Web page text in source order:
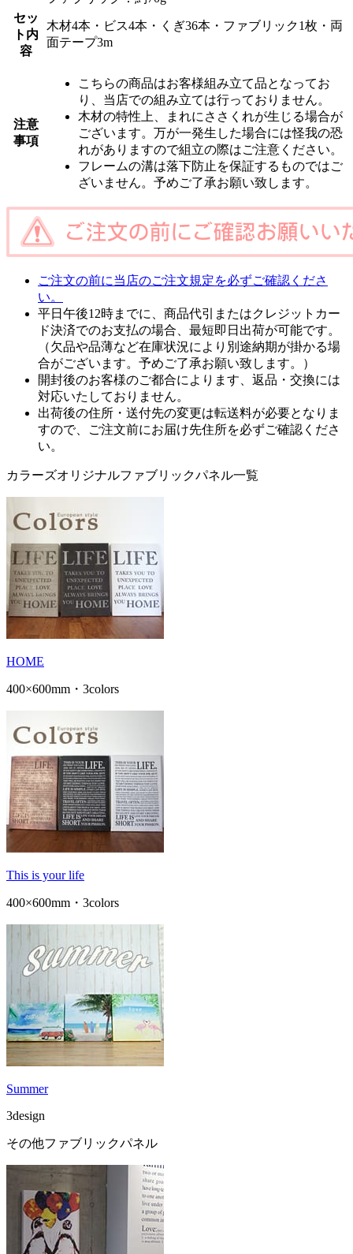
セッ
ト内
容
木材4本・ビス4本・くぎ36本・ファブリック1枚・両
面テープ3m
注意
事項
こちらの商品はお客様組み立て品となってお
り、当店での組み立ては行っておりません。
木材の特性上、まれにささくれが生じる場合が
ございます。万が一発生した場合には怪我の恐
れがありますので組立の際はご注意ください。
フレームの溝は落下防止を保証するものではご
ざいません。予めご了承お願い致します。
ご注文の前に当店のご注文規定を必ずご確認くださ
い。
平日午後12時までに、商品代引またはクレジットカー
ド決済でのお支払の場合、最短即日出荷が可能です。
（欠品や品薄など在庫状況により別途納期が掛かる場
合がございます。予めご了承お願い致します。）
開封後のお客様のご都合によります、返品・交換には
対応いたしておりません。
出荷後の住所・送付先の変更は転送料が必要となりま
すので、ご注文前にお届け先住所を必ずご確認くださ
い。
カラーズオリジナルファブリックパネル一覧
HOME
400×600mm・3colors
This is your life
400×600mm・3colors
Summer
3design
その他ファブリックパネル